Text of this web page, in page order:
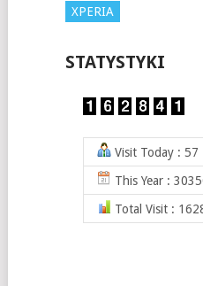
XPERIA
STATYSTYKI
Visit Today : 57
This Year :
Total Visit :